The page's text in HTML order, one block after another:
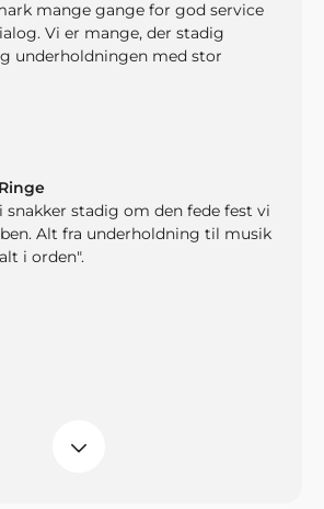
mange gange for god service
Vi er mange, der stadig
underholdningen med stor
snakker stadig om den fede fest vi
Alt fra underholdning til musik
i orden".